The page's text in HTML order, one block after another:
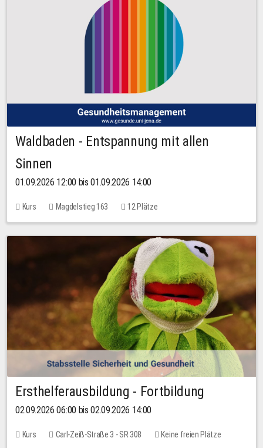
Waldbaden - Entspannung mit allen
Sinnen
01.09.2026 12:00 bis 01.09.2026 14:00
Kurs Magdelstieg 163 12 Plätze
Ersthelferausbildung - Fortbildung
02.09.2026 06:00 bis 02.09.2026 14:00
Kurs Carl-Zeiß-Straße 3 - SR 308 Keine freien Plätze